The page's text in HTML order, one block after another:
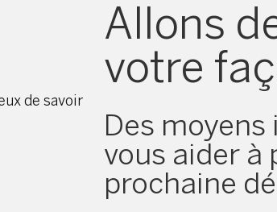
de savoir
Allons
votre
Des
vous aider à
prochaine